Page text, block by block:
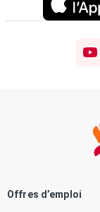
Offres d’emploi